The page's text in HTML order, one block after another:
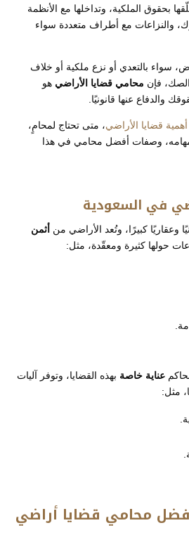
بحقوق الملكية، وتداخلها مع الأنظمة
والنزاعات مع أطراف متعددة سواء
سواء بالتعدي أو نزع ملكية أو خلاف
فإن محامي قضايا الأراضي هو
والدفاع عنها قانونيًا.
أهمية قضايا الأراضي، متى تحتاج لمحامٍ،
ومهامه، وصفات أفضل محامي في هذا
في السعودية
وعقاريًا كبيرًا، وتُعد الأراضي من أثمن
حولها كثيرة ومعقّدة، مثل:
عناية خاصة بهذه القضايا، وتوفر آليات
مثل:
محامي قضايا أراضي